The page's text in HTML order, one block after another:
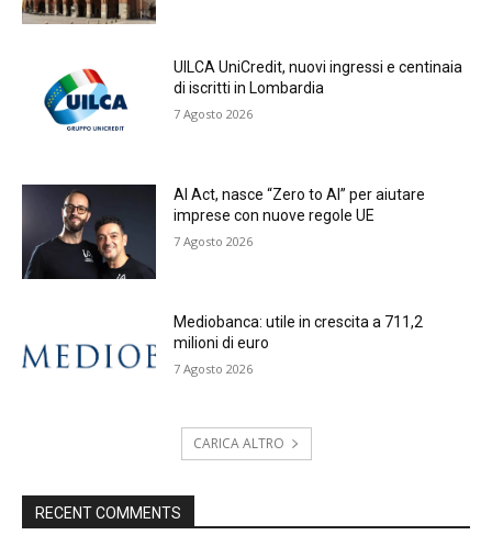
UILCA UniCredit, nuovi ingressi e centinaia
di iscritti in Lombardia
7 Agosto 2026
AI Act, nasce “Zero to AI” per aiutare
imprese con nuove regole UE
7 Agosto 2026
Mediobanca: utile in crescita a 711,2
milioni di euro
7 Agosto 2026
CARICA ALTRO
RECENT COMMENTS